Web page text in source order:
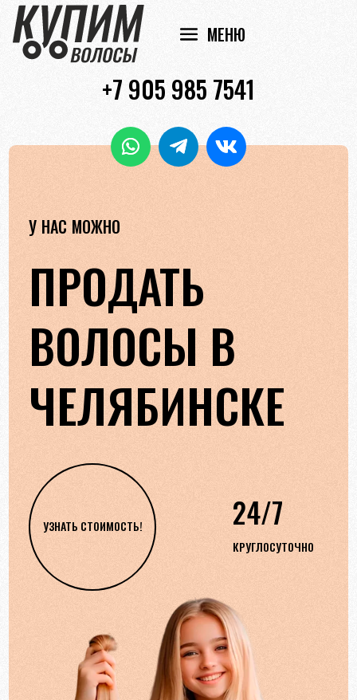
+7 905 985 7541
У НАС МОЖНО
ПРОДАТЬ
ВОЛОСЫ В
ЧЕЛЯБИНСКЕ
УЗНАТЬ СТОИМОСТЬ! 24/7
КРУГЛОСУТОЧНО